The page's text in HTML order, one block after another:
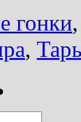
гонки
,